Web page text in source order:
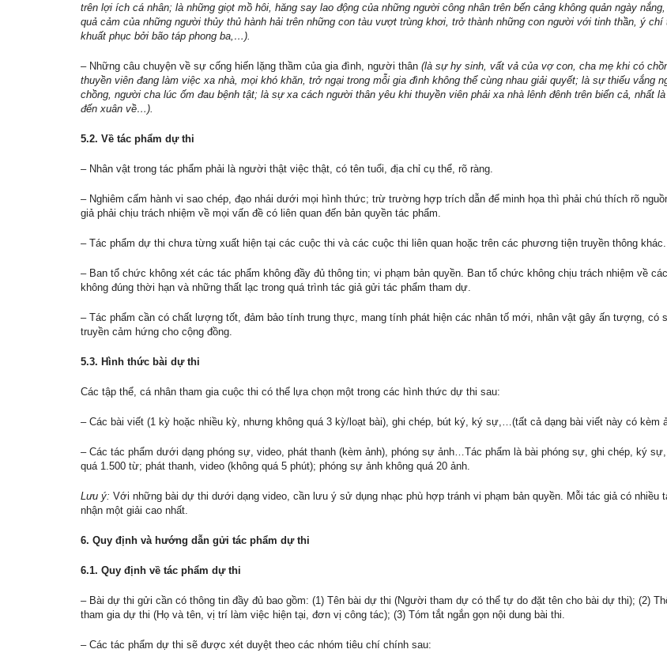
trên lợi ích cá nhân; là những giọt mồ hôi, hăng say lao động của những người công nhân trên bến cảng không quản ngày
quả cảm của những người thủy thủ hành hải trên những con tàu vượt trùng khơi, trở thành những con người với tinh thần, ý chí
khuất phục bởi bão táp phong ba,…).
– Những câu chuyện về sự cống hiến lặng thầm của gia đình, người thân (là sự hy sinh, vất vả của vợ con, cha mẹ khi có
thuyền viên đang làm việc xa nhà, mọi khó khăn, trở ngại trong mỗi gia đình không thể cùng nhau giải quyết; là sự thiếu vắng
chồng, người cha lúc ốm đau bệnh tật; là sự xa cách người thân yêu khi thuyền viên phải xa nhà lênh đênh trên biển cả, nhất
đến xuân về…).
5.2. Về tác phẩm dự thi
– Nhân vật trong tác phẩm phải là người thật việc thật, có tên tuổi, địa chỉ cụ thể, rõ ràng.
– Nghiêm cấm hành vi sao chép, đạo nhái dưới mọi hình thức; trừ trường hợp trích dẫn để minh họa thì phải chú thích rõ
giả phải chịu trách nhiệm về mọi vấn đề có liên quan đến bản quyền tác phẩm.
– Tác phẩm dự thi chưa từng xuất hiện tại các cuộc thi và các cuộc thi liên quan hoặc trên các phương tiện truyền thông khác.
– Ban tổ chức không xét các tác phẩm không đầy đủ thông tin; vi phạm bản quyền. Ban tổ chức không chịu trách nhiệm về
không đúng thời hạn và những thất lạc trong quá trình tác giả gửi tác phẩm tham dự.
– Tác phẩm cần có chất lượng tốt, đảm bảo tính trung thực, mang tính phát hiện các nhân tố mới, nhân vật gây ấn tượng, có
truyền cảm hứng cho cộng đồng.
5.3. Hình thức bài dự thi
Các tập thể, cá nhân tham gia cuộc thi có thể lựa chọn một trong các hình thức dự thi sau:
– Các bài viết (1 kỳ hoặc nhiều kỳ, nhưng không quá 3 kỳ/loạt bài), ghi chép, bút ký, ký sự,…(tất cả dạng bài viết này có kèm
– Các tác phẩm dưới dạng phóng sự, video, phát thanh (kèm ảnh), phóng sự ảnh…Tác phẩm là bài phóng sự, ghi chép, ký
quá 1.500 từ; phát thanh, video (không quá 5 phút); phóng sự ảnh không quá 20 ảnh.
Lưu ý: Với những bài dự thi dưới dạng video, cần lưu ý sử dụng nhạc phù hợp tránh vi phạm bản quyền. Mỗi tác giả có nhiều
nhận một giải cao nhất.
6. Quy định và hướng dẫn gửi tác phẩm dự thi
6.1. Quy định về tác phẩm dự thi
– Bài dự thi gửi cần có thông tin đầy đủ bao gồm: (1) Tên bài dự thi (Người tham dự có thể tự do đặt tên cho bài dự thi); (2)
tham gia dự thi (Họ và tên, vị trí làm việc hiện tại, đơn vị công tác); (3) Tóm tắt ngắn gọn nội dung bài thi.
– Các tác phẩm dự thi sẽ được xét duyệt theo các nhóm tiêu chí chính sau: